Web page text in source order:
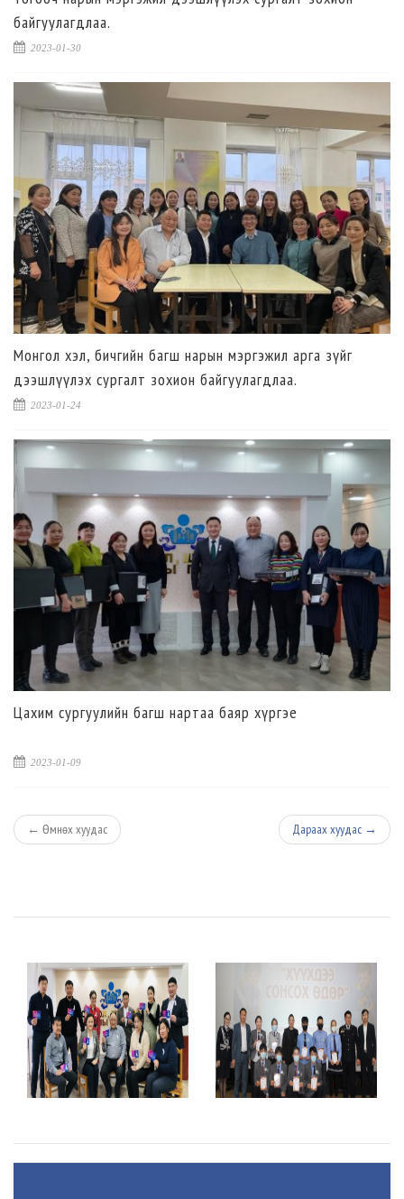
байгуулагдлаа.
2023-01-30
Монгол хэл, бичгийн багш нарын мэргэжил арга зүйг
дээшлүүлэх сургалт зохион байгуулагдлаа.
2023-01-24
Цахим сургуулийн багш нартаа баяр хүргэе
2023-01-09
← Өмнөх хуудас Дараах хуудас →